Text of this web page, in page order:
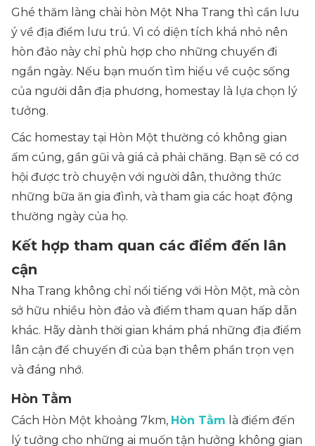
Ghé thăm làng chài hòn Một Nha Trang thì cần lưu
ý về địa điểm lưu trú. Vì có diện tích khá nhỏ nên
hòn đảo này chỉ phù hợp cho những chuyến đi
ngắn ngày. Nếu bạn muốn tìm hiểu về cuộc sống
của người dân địa phương, homestay là lựa chọn lý
tưởng.
Các homestay tại Hòn Một thường có không gian
ấm cúng, gần gũi và giá cả phải chăng. Bạn sẽ có cơ
hội được trò chuyện với người dân, thưởng thức
những bữa ăn gia đình, và tham gia các hoạt động
thường ngày của họ.
Kết hợp tham quan các điểm đến lân
cận
Nha Trang không chỉ nổi tiếng với Hòn Một, mà còn
sở hữu nhiều hòn đảo và điểm tham quan hấp dẫn
khác. Hãy dành thời gian khám phá những địa điểm
lân cận để chuyến đi của bạn thêm phần trọn vẹn
và đáng nhớ.
Hòn Tằm
Cách Hòn Một khoảng 7km, Hòn Tằm là điểm đến
lý tưởng cho những ai muốn tận hưởng không gian